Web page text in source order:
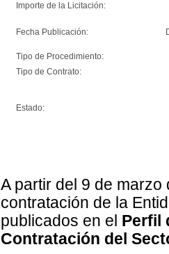
Importe de la Licitación:
Fecha Publicación:
Tipo de Procedimiento:
Tipo de Contrato:
Estado:
A partir del 9 de
contratación de la
publicados en el Perfil
Contratación del